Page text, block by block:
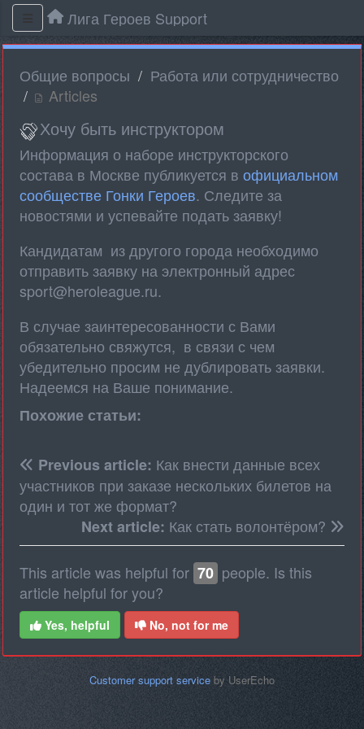
Лига Героев Support
Общие вопросы
Работа или сотрудничество
Articles
Хочу быть инструктором
Информация о наборе инструкторского
состава в Москве публикуется в официальном
сообществе Гонки Героев. Следите за
новостями и успевайте подать заявку!
Кандидатам из другого города необходимо
отправить заявку на электронный адрес
sport@heroleague.ru.
В случае заинтересованности с Вами
обязательно свяжутся, в связи с чем
убедительно просим не дублировать заявки.
Надеемся на Ваше понимание.
Похожие статьи:
Previous article: Как внести данные всех
участников при заказе нескольких билетов на
один и тот же формат?
Next article: Как стать волонтёром?
This article was helpful for 70 people. Is this
article helpful for you?
Yes, helpful No, not for me
Customer support service by UserEcho